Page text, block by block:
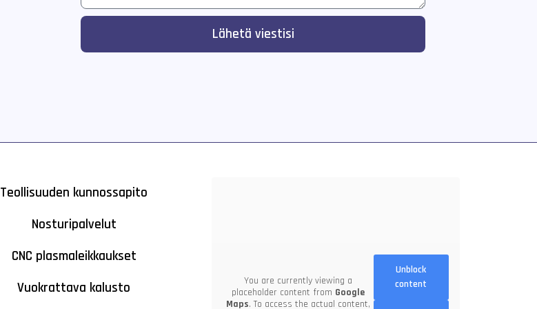
Lähetä viestisi
Teollisuuden kunnossapito
Nosturipalvelut
CNC plasmaleikkaukset
Vuokrattava kalusto
You are currently viewing a
placeholder content from Google
Maps. To access the actual content,
Unblock
content